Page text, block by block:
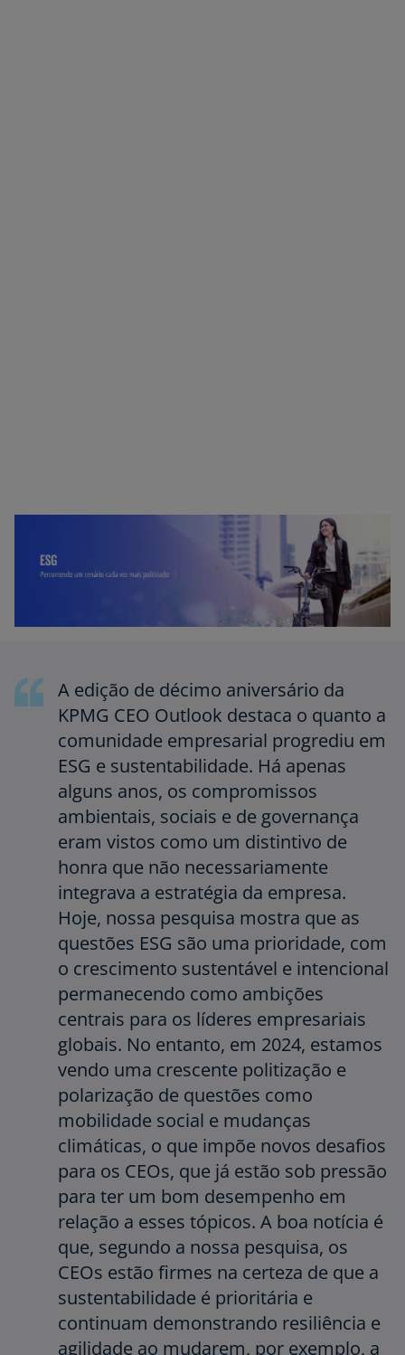
A edição de décimo aniversário da
KPMG CEO Outlook destaca o quanto a
comunidade empresarial progrediu em
ESG e sustentabilidade. Há apenas
alguns anos, os compromissos
ambientais, sociais e de governança
eram vistos como um distintivo de
honra que não necessariamente
integrava a estratégia da empresa.
Hoje, nossa pesquisa mostra que as
questões ESG são uma prioridade, com
o crescimento sustentável e intencional
permanecendo como ambições
centrais para os líderes empresariais
globais. No entanto, em 2024, estamos
vendo uma crescente politização e
polarização de questões como
mobilidade social e mudanças
climáticas, o que impõe novos desafios
para os CEOs, que já estão sob pressão
para ter um bom desempenho em
relação a esses tópicos. A boa notícia é
que, segundo a nossa pesquisa, os
CEOs estão firmes na certeza de que a
sustentabilidade é prioritária e
continuam demonstrando resiliência e
agilidade ao mudarem, por exemplo, a